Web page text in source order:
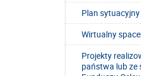
Plan sytuacyjny
Wirtualny
Projekty
państwa lub